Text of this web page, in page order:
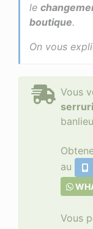
le
boutique.
On vous
Vous
au
Vous